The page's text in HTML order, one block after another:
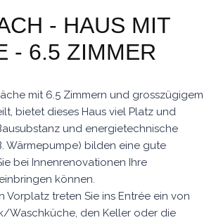
- HAUS MIT
- 6.5 ZIMMER
mit 6.5 Zimmern und grosszügigem
bietet dieses Haus viel Platz und
und energietechnische
Wärmepumpe) bilden eine gute
bei Innenrenovationen Ihre
können.
Vorplatz treten Sie ins Entrée ein von
Waschküche, den Keller oder die